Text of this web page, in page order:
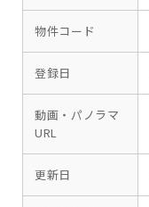
物件コード
登録日
動画・パノラマ
URL
更新日